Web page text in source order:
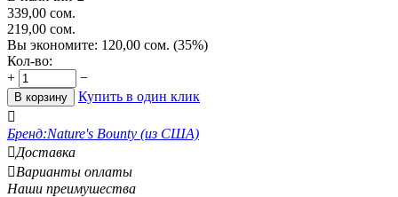
339,00 сом.
219,00 сом.
Вы экономите: 120,00 сом. (35%)
Кол-во:
+
−
В корзину
Купить в один клик

Бренд:Nature's Bounty (из США)
Доставка
Варианты оплаты
Наши преимушества